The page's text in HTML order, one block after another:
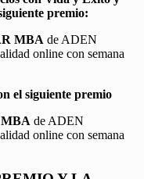
premio:
MBA de ADEN
online con semana
el siguiente premio
de ADEN
online con semana